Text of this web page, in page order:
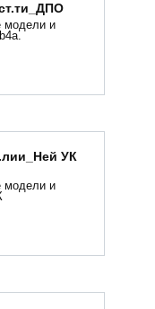
модели и
УК
модели и